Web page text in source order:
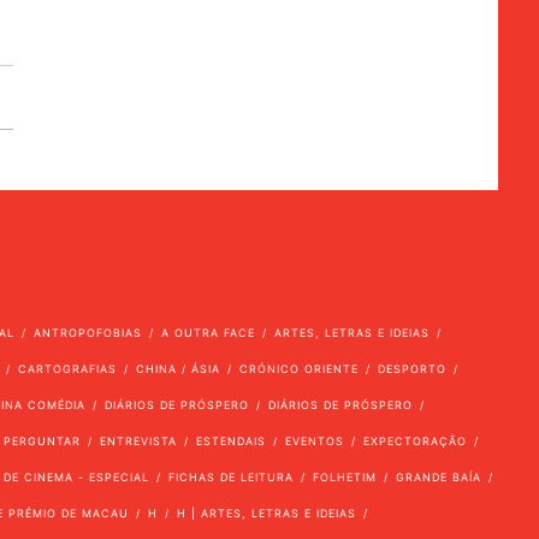
ANTROPOFOBIAS A OUTRA FACE ARTES, LETRAS E IDEIAS
CARTOGRAFIAS CHINA / ÁSIA CRÓNICO ORIENTE DESPORTO
COMÉDIA DIÁRIOS DE PRÓSPERO DIÁRIOS DE PRÓSPERO
ENTREVISTA ESTENDAIS EVENTOS EXPECTORAÇÃO
CINEMA - ESPECIAL FICHAS DE LEITURA FOLHETIM GRANDE BAÍA
PRÉMIO DE MACAU H H | ARTES, LETRAS E IDEIAS